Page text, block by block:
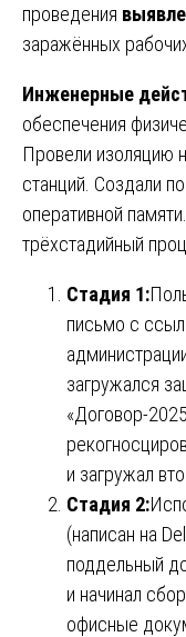
проведения
заражённых
Инженерные
обеспечения
Провели изоляцию
станций. Создали
оперативной
трёхстадийный
Стадия 1:
письмо с
загружался
«Договор-
и загружал
Стадия 2:
(написан на
поддельный
и начинал
офисные